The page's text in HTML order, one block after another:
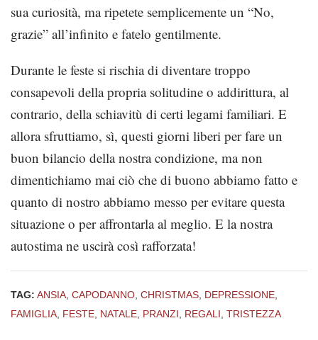
sua curiosità, ma ripetete semplicemente un “No,
grazie” all’infinito e fatelo gentilmente.
Durante le feste si rischia di diventare troppo
consapevoli della propria solitudine o addirittura, al
contrario, della schiavitù di certi legami familiari. E
allora sfruttiamo, sì, questi giorni liberi per fare un
buon bilancio della nostra condizione, ma non
dimentichiamo mai ciò che di buono abbiamo fatto e
quanto di nostro abbiamo messo per evitare questa
situazione o per affrontarla al meglio. E la nostra
autostima ne uscirà così rafforzata!
TAG: ANSIA CAPODANNO CHRISTMAS DEPRESSIONE
FAMIGLIA FESTE NATALE PRANZI REGALI TRISTEZZA